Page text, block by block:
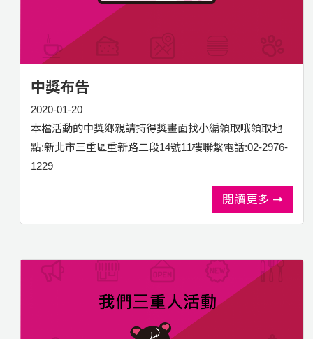
中獎布告
2020-01-20
本檔活動的中獎鄉親請持得獎畫面找小編領取哦領取地
點:新北市三重區重新路二段14號11樓聯繫電話:02-2976-
1229
閱讀更多